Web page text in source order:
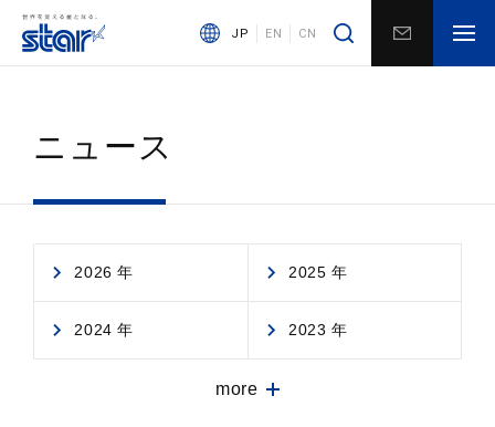
JP EN CN
ニュース
2026 年 2025 年
2024 年 2023 年
more